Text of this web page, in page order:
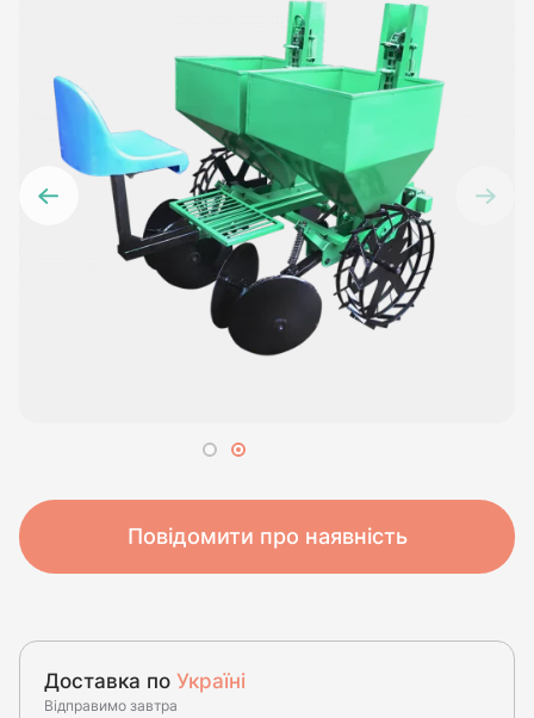
Повідомити про наявність
Доставка по Україні
Відправимо завтра